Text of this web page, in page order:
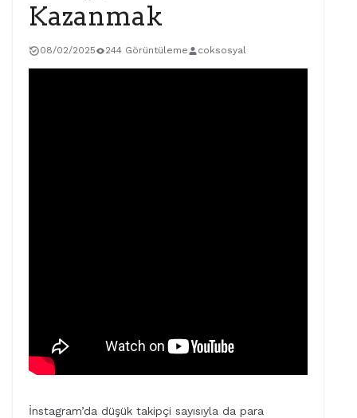
Kazanmak
08/02/2025 244 Görüntüleme coksosyal
İnstagram’da düşük takipçi sayısıyla da para